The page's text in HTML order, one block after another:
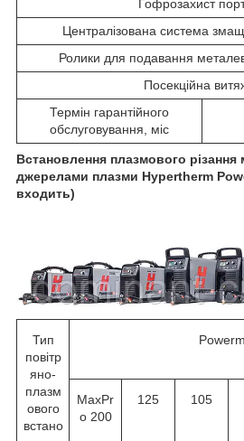
Гофрозахист
Централізована система
Ролики для подавання
Посекційна
Термін гарантійного
обслуговування, міс
Встановлення плазмового
джерелами плазми Hypertherm
входить)
Тип
повітр
яно-
плазм
ового
встано
MaxPr
o 200
125 105